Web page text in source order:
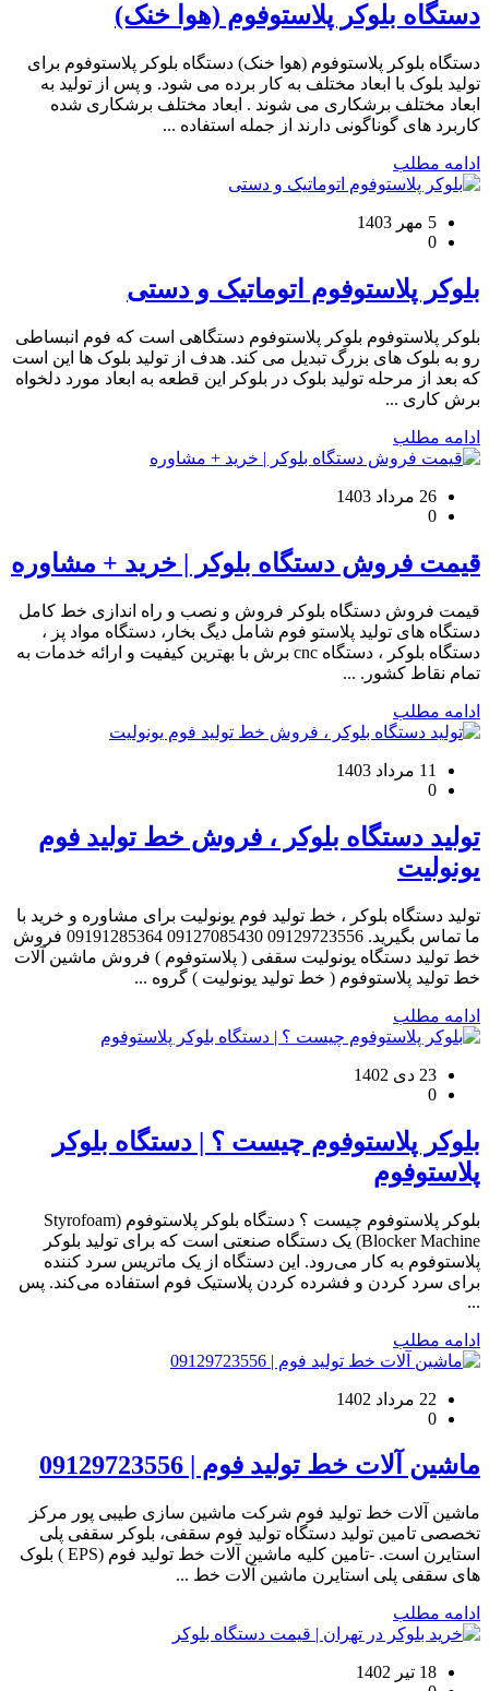
دستگاه بلوکر پلاستوفوم (هوا خنک)
دستگاه بلوکر پلاستوفوم (هوا خنک) دستگاه بلوکر پلاستوفوم برای
تولید بلوک با ابعاد مختلف به کار برده می شود. و پس از تولید به
ابعاد مختلف برشکاری می شوند . ابعاد مختلف برشکاری شده
کاربرد های گوناگونی دارند از جمله استفاده ...
ادامه مطلب
5 مهر 1403
0
بلوکر پلاستوفوم اتوماتیک و دستی
بلوکر پلاستوفوم بلوکر پلاستوفوم دستگاهی است که فوم انبساطی
رو به بلوک های بزرگ تبدیل می کند. هدف از تولید بلوک ها این است
که بعد از مرحله تولید بلوک در بلوکر این قطعه به ابعاد مورد دلخواه
برش کاری ...
ادامه مطلب
26 مرداد 1403
0
قیمت فروش دستگاه بلوکر | خرید + مشاوره
قیمت فروش دستگاه بلوکر فروش و نصب و راه اندازی خط کامل
دستگاه های تولید پلاستو فوم شامل دیگ بخار، دستگاه مواد پز ،
دستگاه بلوکر ، دستگاه cnc برش با بهترین کیفیت و ارائه خدمات به
تمام نقاط کشور. ...
ادامه مطلب
11 مرداد 1403
0
تولید دستگاه بلوکر ، فروش خط تولید فوم
یونولیت
تولید دستگاه بلوکر ، خط تولید فوم یونولیت برای مشاوره و خرید با
ما تماس بگیرید. 09129723556 09127085430 09191285364 فروش
خط تولید دستگاه یونولیت سقفی ( پلاستوفوم ) فروش ماشین آلات
خط تولید پلاستوفوم ( خط تولید یونولیت ) گروه ...
ادامه مطلب
23 دی 1402
0
بلوکر پلاستوفوم چیست ؟ | دستگاه بلوکر
پلاستوفوم
بلوکر پلاستوفوم چیست ؟ دستگاه بلوکر پلاستوفوم (Styrofoam
Blocker Machine) یک دستگاه صنعتی است که برای تولید بلوکر
پلاستوفوم به کار می‌رود. این دستگاه از یک ماتریس سرد کننده
برای سرد کردن و فشرده کردن پلاستیک فوم استفاده می‌کند. پس
...
ادامه مطلب
22 مرداد 1402
0
ماشین آلات خط تولید فوم | 09129723556
ماشین آلات خط تولید فوم شرکت ماشین سازی طیبی پور مرکز
تخصصی تامین تولید دستگاه تولید فوم سقفی، بلوکر سقفی پلی
استایرن است. -تامین کلیه ماشین آلات خط تولید فوم (EPS ) بلوک
های سقفی پلی استایرن ماشین آلات خط ...
ادامه مطلب
18 تیر 1402